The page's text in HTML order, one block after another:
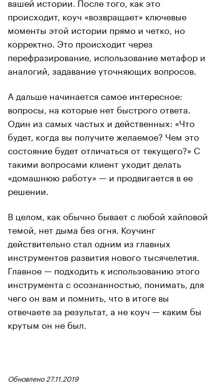
происходит, коуч «возвращает» ключевые
моменты этой истории прямо и четко, но
корректно. Это происходит через
перефразирование, использование метафор и
аналогий, задавание уточняющих вопросов.
А дальше начинается самое интересное:
вопросы, на которые нет быстрого ответа.
Один из самых частых и действенных: «Что
будет, когда вы получите желаемое? Чем это
состояние будет отличаться от текущего?» С
такими вопросами клиент уходит делать
«домашнюю работу» — и продвигается в ее
решении.
В целом, как обычно бывает с любой хайповой
темой, нет дыма без огня. Коучинг
действительно стал одним из главных
инструментов развития нового тысячелетия.
Главное — подходить к использованию этого
инструмента с осознанностью, понимать, для
чего он вам и помнить, что в итоге вы
отвечаете за результат, а не коуч — каким бы
крутым он не был.
Обновлено 27.11.2019